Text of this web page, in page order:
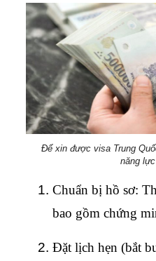
Để xin được visa Trung
năng
Chuẩn bị hồ sơ:
bao gồm chứng
Đặt lịch hẹn (bắt